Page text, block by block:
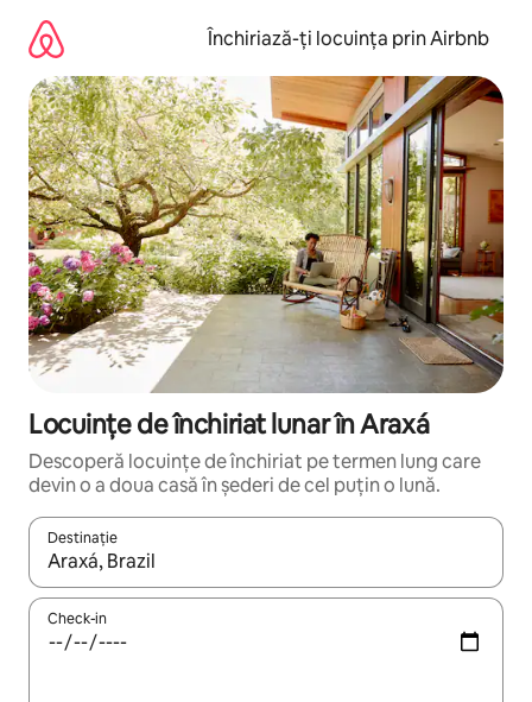
mergi
conținut
Închiriază-ți locuința prin Airbnb
Locuințe de închiriat lunar în Araxá
Descoperă locuințe de închiriat pe termen lung care
devin o a doua casă în șederi de cel puțin o lună.
Destinație
Când se încarcă rezultatele, navighează folosind tastele
Check-in